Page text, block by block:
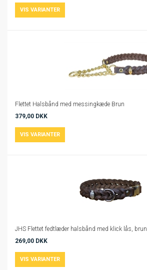
Flettet Halsbånd med messingkæde Brun
379,00 DKK
JHS Flettet fedtlæder halsbånd med klick lås, brun
269,00 DKK